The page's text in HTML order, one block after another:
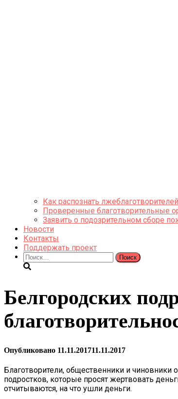
Как распознать лжеблаготворителей
Проверенные благотворительные
Заявить о подозрительном сборе
Новости
Контакты
Поддержать проект
Найти:
Белгородских
Опубликовано 11.11.201711.11.2017
Благотворители, общественники и чиновники
подростков, которые просят жертвовать
отчитываются, на что ушли деньги.